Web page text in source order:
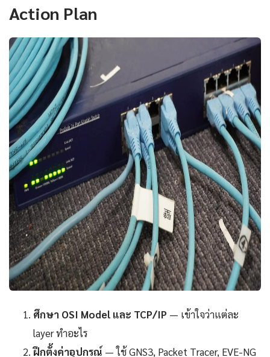
Action Plan
ศึกษา OSI Model และ TCP/IP — เข้าใจว่าแต่ละ
layer ทำอะไร
ฝึกตั้งค่าอุปกรณ์ — ใช้ GNS3, Packet Tracer, EVE-NG